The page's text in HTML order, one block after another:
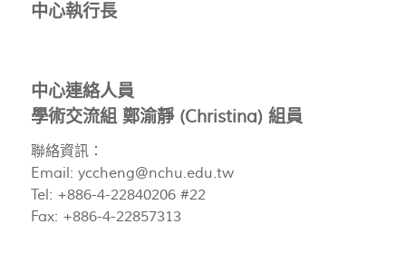
中心執行長
中心連絡人員
學術交流組 鄭渝靜 (Christina) 組員
聯絡資訊：
Email: yccheng@nchu.edu.tw
Tel: +886-4-22840206 #22
Fax: +886-4-22857313